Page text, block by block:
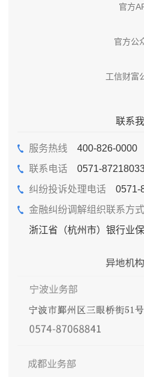
官方
官方公
工信财富
联系我
服务热线 400-826-0000
联系电话0571-
纠纷投诉处理电话0571-
金融纠纷调解组织联系方式
浙江省（杭州市）银行业